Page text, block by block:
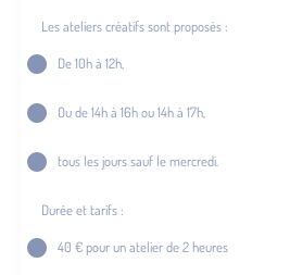
Les ateliers créatifs sont proposés :
De 10h à 12h,
Ou de 14h à 16h ou 14h à 17h,
tous les jours sauf le mercredi.
Durée et tarifs :
40 € pour un atelier de 2 heures